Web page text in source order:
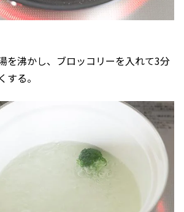
を沸かし、ブロッコリーを入れて3分
る。